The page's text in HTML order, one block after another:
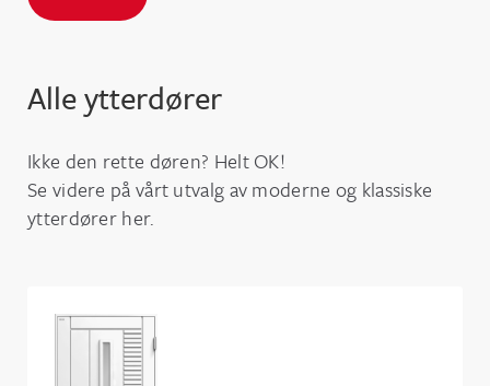
Alle ytterdører
Ikke den rette døren? Helt OK!
Se videre på vårt utvalg av moderne og klassiske
ytterdører her.